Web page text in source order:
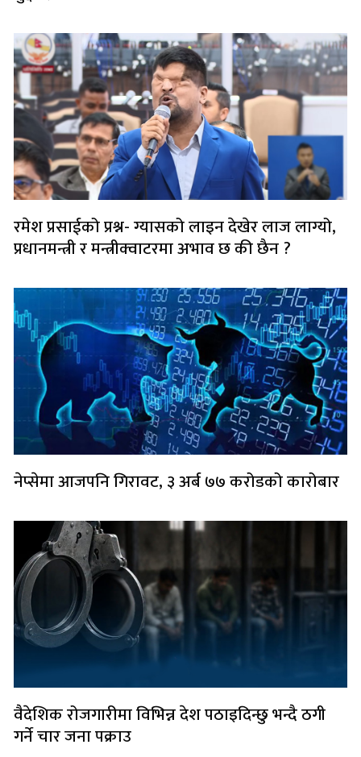
रमेश प्रसाईको प्रश्न- ग्यासको लाइन देखेर लाज लाग्यो,
प्रधानमन्त्री र मन्त्रीक्वाटरमा अभाव छ की छैन ?
नेप्सेमा आजपनि गिरावट, ३ अर्ब ७७ करोडको कारोबार
वैदेशिक रोजगारीमा विभिन्न देश पठाइदिन्छु भन्दै ठगी
गर्ने चार जना पक्राउ